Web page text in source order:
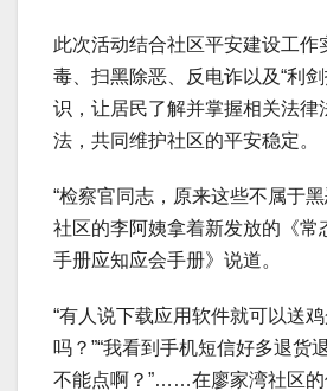
此次活动结合社区平安建设工作
毒、扫黑除恶、反电诈以及“利
识，让居民了解并掌握相关法律
法，共同维护社区的平安稳定。
“检察官同志，原来这些不属于
社区的李阿姨拿着新发放的《常
手册应知应会手册》说道。
“有人说下载应用软件就可以送
吗？”“我看到手机短信好多退货
不能点啊？”……在廖家湾社区的